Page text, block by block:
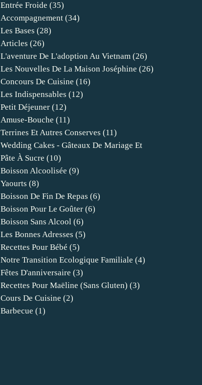
Entrée Froide (35)
Accompagnement (34)
Les Bases (28)
Articles (26)
L'aventure De L'adoption Au Vietnam (26)
Les Nouvelles De La Maison Joséphine (26)
Concours De Cuisine (16)
Les Indispensables (12)
Petit Déjeuner (12)
Amuse-Bouche (11)
Terrines Et Autres Conserves (11)
Wedding Cakes - Gâteaux De Mariage Et
Pâte À Sucre (10)
Boisson Alcoolisée (9)
Yaourts (8)
Boisson De Fin De Repas (6)
Boisson Pour Le Goûter (6)
Boisson Sans Alcool (6)
Les Bonnes Adresses (5)
Recettes Pour Bébé (5)
Notre Transition Ecologique Familiale (4)
Fêtes D'anniversaire (3)
Recettes Pour Maëline (sans Gluten) (3)
Cours De Cuisine (2)
Barbecue (1)